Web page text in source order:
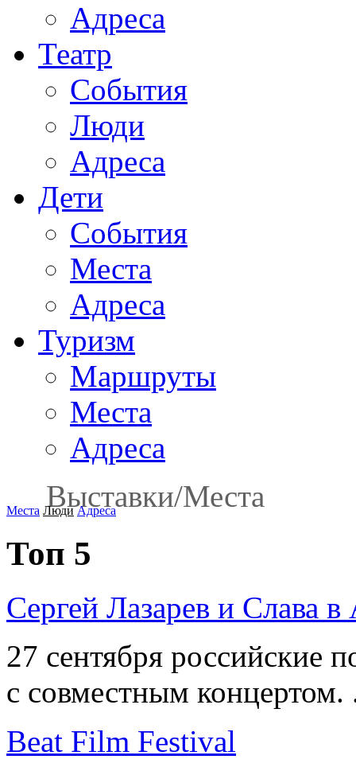
Адреса
Театр
События
Люди
Адреса
Дети
События
Места
Адреса
Туризм
Маршруты
Места
Адреса
Выставки/Места
Места Люди Адреса
Топ 5
Сергей Лазарев и Слава в
27 сентября российские
с совместным концертом.
Beat Film Festival